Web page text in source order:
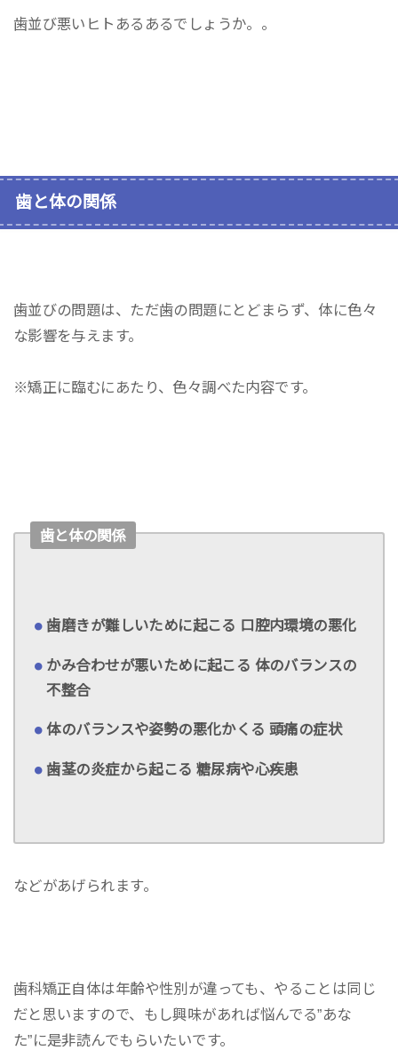
歯並び悪いヒトあるあるでしょうか。。
歯と体の関係
歯並びの問題は、ただ歯の問題にとどまらず、体に色々
な影響を与えます。
※矯正に臨むにあたり、色々調べた内容です。
歯と体の関係
歯磨きが難しいために起こる 口腔内環境の悪化
かみ合わせが悪いために起こる 体のバランスの
不整合
体のバランスや姿勢の悪化かくる 頭痛の症状
歯茎の炎症から起こる 糖尿病や心疾患
などがあげられます。
歯科矯正自体は年齢や性別が違っても、やることは同じ
だと思いますので、もし興味があれば悩んでる”あな
た”に是非読んでもらいたいです。